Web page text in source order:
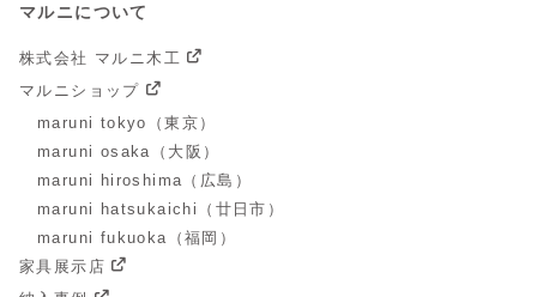
マルニについて
株式会社 マルニ木工
マルニショップ
maruni tokyo（東京）
maruni osaka（大阪）
maruni hiroshima（広島）
maruni hatsukaichi（廿日市）
maruni fukuoka（福岡）
家具展示店